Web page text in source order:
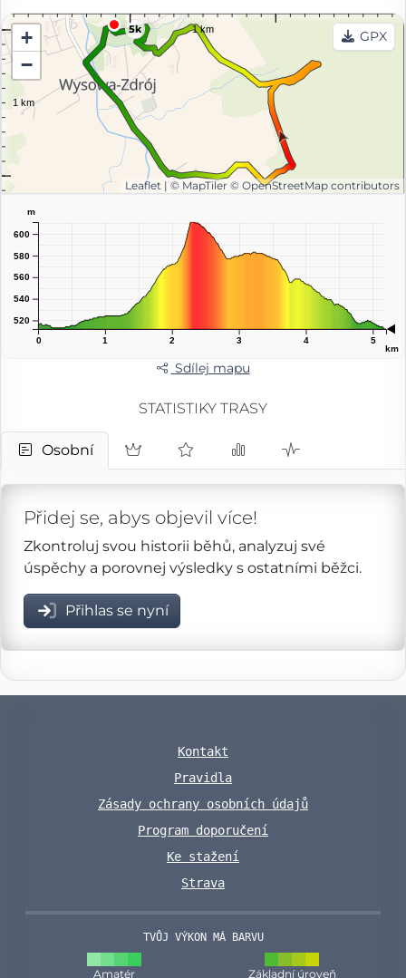
5k
+
−
GPX
Leaflet | © MapTiler © OpenStreetMap contributors
0 1 2 3 4 5
km
520
540
560
580
600
m
Sdílej mapu
STATISTIKY TRASY
Osobní
Přidej se, abys objevil více!
Zkontroluj svou historii běhů, analyzuj své
úspěchy a porovnej výsledky s ostatními běžci.
Přihlas se nyní
Kontakt
Pravidla
Zásady ochrany osobních údajů
Program doporučení
Ke stažení
Strava
TVŮJ VÝKON MÁ BARVU
Amatér Základní úroveň